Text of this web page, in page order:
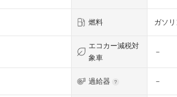
燃料 ガソリ
エコカー減税対
象車
－
過給器 －